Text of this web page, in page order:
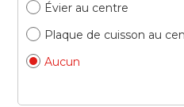
Évier au centre
Plaque de cuisson au
Aucun